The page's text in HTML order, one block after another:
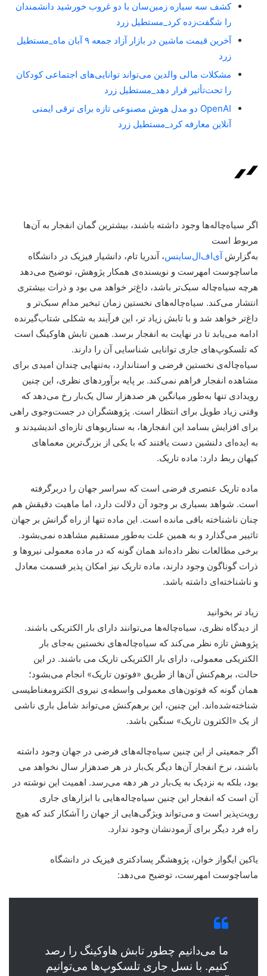
کشف سه سیاره زمین‌سان با دو غروب خورشید دانشمندان
را شگفت‌زده کرد_مستطیل زرد
آخرین قیمت ماشین در بازار آزاد جمعه ۹ آبان ماه_مستطیل
زرد
مشکلات مالی والدین می‌تواند توانایی‌های اجتماعی کودکان
را تحت‌تأثیر قرار دهد_مستطیل زرد
OpenAI دو مدل هوش مصنوعی تازه برای ترقی ایمنی
آنلاین معارفه کرد_مستطیل زرد
اگر سیاه‌چاله‌ها وجود داشته باشند، بیشترین گمان انفجار به آن‌ها
مربوط است
به‌گزارشآی‌اف‌ال‌ساینس، آندریا تام، دانشیار فیزیک در دانشگاه
ماساچوست امهرست و نویسنده‌ی همکار پژوهش، توضیح می‌دهد
هرچه سیاه‌چاله سبک‌تر باشد، داغ‌تر خواهد می بود و ذرات بیشتری
انتشار می‌کند. سیاه‌چاله‌های نخستین زمان تبخیر مدام سبک‌تر و
داغ‌تر خواهد شد و با تابش زیاد تر، این فرآیند به شکلی شتاب‌گیرنده
ادامه می‌یابد تا در نهایت به انفجار برسد. همین تابش هاوکینگ است
که تلسکوپ‌های جاری توانایی شناسایی آن را دارند.
سیاه‌چاله‌ی نخستین فرضی و استاندارد، به‌تنهایی چندان امیدی برای
مشاهده انفجار فراهم نمی‌کند. بر پایه برآوردهای نظری، این چنین
رویدادی تنها به‌طور میانگین هر صدهزار سال یک‌بار رخ می‌دهد که
وقتی زیاد طویل برای انتظار است. پژوهشگران در جست‌وجوی راهی
برای افزایش بسامد این انفجارها، به سناریوهای تازه‌ای اندیشیدند و
به ایده‌ای دلنشین دست یافتند که با یکی از بزرگ‌ترین معماهای
کیهان ربط دارد: ماده تاریک.
ماده تاریک عنصری فرضی است که سراسر جهان را دربرگرفته
است. شواهد بسیاری بر وجود آن دلالت دارد، اما ماهیت دقیقش هم
چنان ناشناخته باقی مانده است. این ماده تنها از راه گرانش بر جهان
تاثییر می‌گذارد و به همین علت به‌طور مستقیم مشاهده نمی‌بشود.
برخی مطالعات نظر داده‌اند همان گونه که در ماده معمولی نیروها و
ذرات گوناگون وجود دارند، ماده تاریک نیز امکان پذیر قسمت معادل
و ناشناخته‌ای داشته باشد.
زیاد تر بخوانید
از دیدگاه نظری، سیاه‌چاله‌ها می‌توانند دارای بار الکتریکی باشند.
پژوهش تازه نظر می‌کند که سیاه‌چاله‌های نخستین به‌جای بار
الکتریکی معمولی، دارای بار الکتریکی تاریک می باشند. در این
حالت، برهم‌کنش آن‌ها از طریق «فوتون تاریک» انجام می‌بشود؛
همان گونه که فوتون‌های معمولی واسطه‌ی نیروی الکترومغناطیسی
شناخته‌شده‌اند. این چنین، این برهم‌کنش می‌تواند شامل باری ناشی
از یک «الکترون تاریک» سنگین باشد.
اگر جمعیتی از این چنین سیاه‌چاله‌های فرضی در جهان وجود داشته
باشند، نرخ انفجار آن‌ها دیگر یک‌بار در هر صدهزار سال نخواهد می
بود، بلکه به نزدیک به یک‌بار در هر دهه می‌رسد. اهمیت این نوشته در
آن است که انفجار این چنین سیاه‌چاله‌هایی با ابزارهای جاری
رویت‌پذیر است و می‌تواند ویژگی‌هایی از جهان را آشکار کند که هیچ
راه فرد دیگر برای آزمودنشان وجود ندارد.
یاکین ایگواز خوان، پژوهشگر پسادکتری فیزیک در دانشگاه
ماساچوست امهرست، توضیح می‌دهد:
ما می‌دانیم چطور تابش هاوکینگ را رصد
کنیم. با نسل جاری تلسکوپ‌ها می‌توانیم